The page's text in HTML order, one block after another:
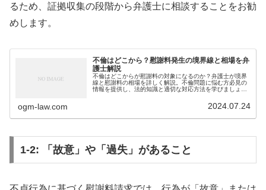
るため、証拠収集の段階から弁護士に相談することをお勧
めします。
不倫はどこから？慰謝料発生の境界線と相場を弁
護士解説
不倫はどこからが慰謝料の対象になるのか？弁護士が境界
線と慰謝料の相場を詳しく解説。不倫問題に悩む方必見の
情報を提供し、法的知識と適切な対応方法を学びましょ
ogm-law.com 2024.07.24
1-2: 「故意」や「過失」があること